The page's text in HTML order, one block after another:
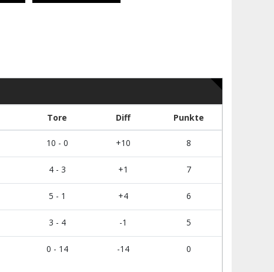
Tore Diff Punkte
10 - 0 +10 8
4 - 3 +1 7
5 - 1 +4 6
3 - 4 -1 5
0 - 14 -14 0